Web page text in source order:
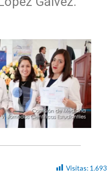
Visitas: 1.693